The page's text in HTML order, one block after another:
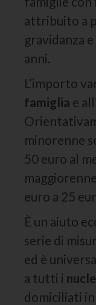
attribuito a
gravidanza
anni.
L’importo
famiglia e
minorenne
50 euro al
euro a 25
È un aiuto
serie di
ed è
a tutti i
domiciliati